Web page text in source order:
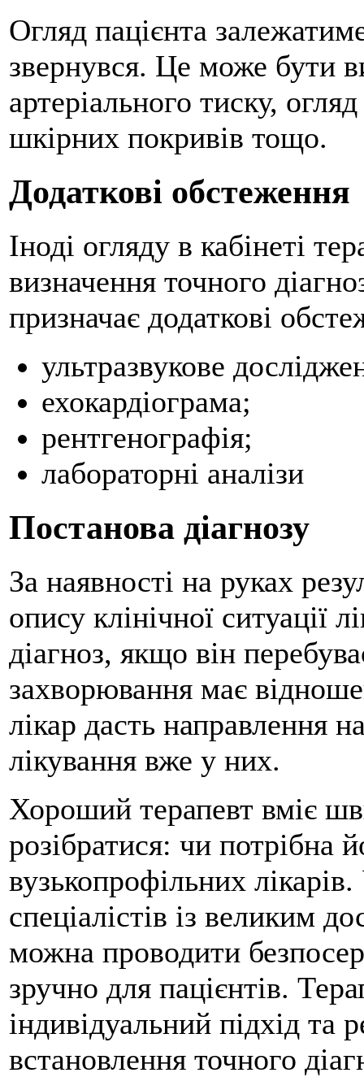
Огляд пацієнта
звернувся. Це може бути
артеріального тиску,
шкірних покривів тощо.
Додаткові обстеження
Іноді огляду в кабінеті
визначення точного
призначає додаткові
ультразвукове
ехокардіограма;
рентгенографія;
лабораторні аналізи
Постанова діагнозу
За наявності на руках
опису клінічної ситуації
діагноз, якщо він
захворювання має
лікар дасть направлення
лікування вже у них.
Хороший терапевт вміє
розібратися: чи потрібна
вузькопрофільних
спеціалістів із великим
можна проводити
зручно для пацієнтів.
індивідуальний підхід та
встановлення точного